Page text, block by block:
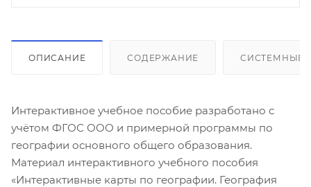
ОПИСАНИЕ СОДЕРЖАНИЕ СИСТЕМНЫЕ
Интерактивное учебное пособие разработано с
учётом ФГОС ООО и примерной программы по
географии основного общего образования.
Материал интерактивного учебного пособия
«Интерактивные карты по географии. География